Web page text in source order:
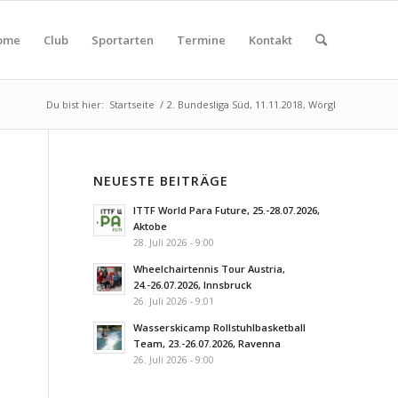
Club Sportarten Termine Kontakt
Du bist hier: Startseite / 2. Bundesliga Süd, 11.11.2018, Wörgl
NEUESTE BEITRÄGE
ITTF World Para Future, 25.-28.07.2026,
Aktobe
28. Juli 2026 - 9:00
Wheelchairtennis Tour Austria,
24.-26.07.2026, Innsbruck
26. Juli 2026 - 9:01
Wasserskicamp Rollstuhlbasketball
Team, 23.-26.07.2026, Ravenna
26. Juli 2026 - 9:00